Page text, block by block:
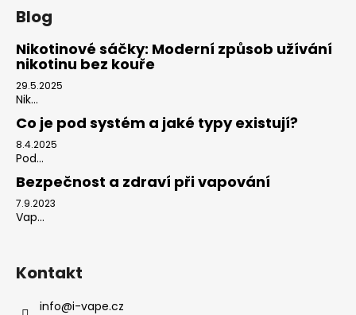
Blog
Nikotinové sáčky: Moderní způsob užívání
nikotinu bez kouře
29.5.2025
Nik...
Co je pod systém a jaké typy existují?
8.4.2025
Pod...
Bezpečnost a zdraví při vapování
7.9.2023
Vap...
Kontakt
info@i-vape.cz